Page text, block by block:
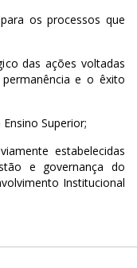
os processos que
das ações voltadas
e o êxito
Superior;
estabelecidas
e governança do
Institucional